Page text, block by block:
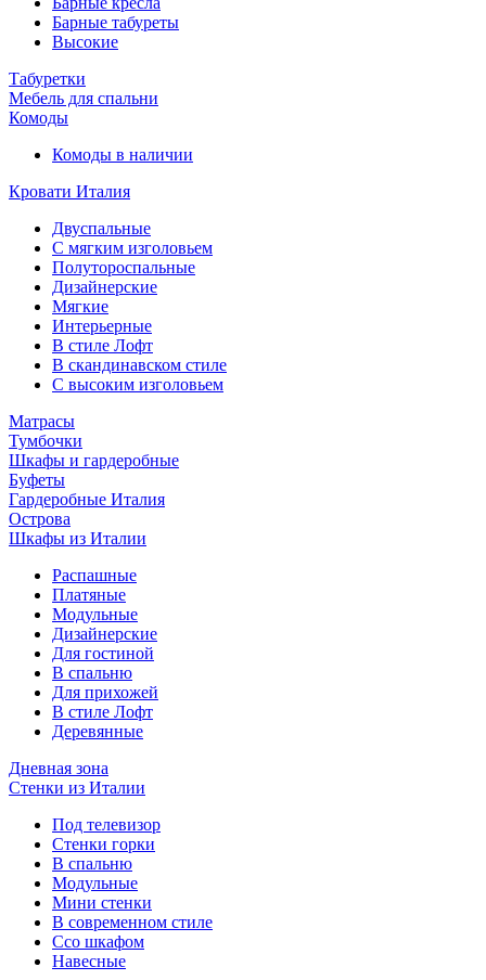
Барные табуреты
Высокие
Табуретки
Мебель для спальни
Комоды
Комоды в наличии
Кровати Италия
Двуспальные
С мягким изголовьем
Полутороспальные
Дизайнерские
Мягкие
Интерьерные
В стиле Лофт
В скандинавском стиле
С высоким изголовьем
Матрасы
Тумбочки
Шкафы и гардеробные
Буфеты
Гардеробные Италия
Острова
Шкафы из Италии
Распашные
Платяные
Модульные
Дизайнерские
Для гостиной
В спальню
Для прихожей
В стиле Лофт
Деревянные
Дневная зона
Стенки из Италии
Под телевизор
Стенки горки
В спальню
Модульные
Мини стенки
В современном стиле
Ссо шкафом
Навесные